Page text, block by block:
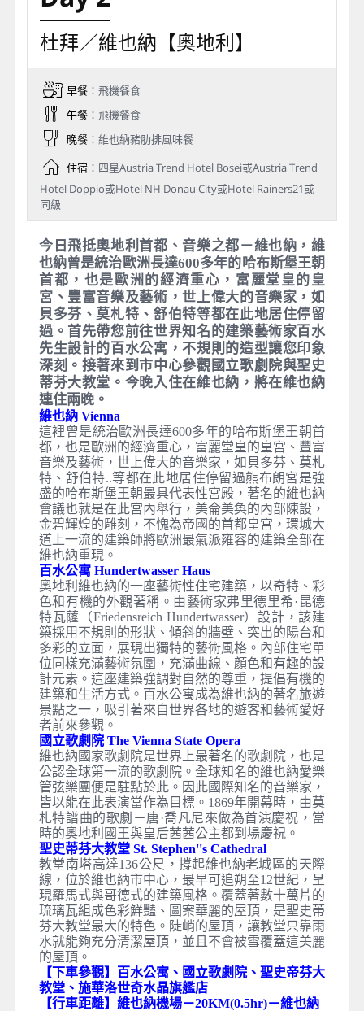
杜拜／維也納【奧地利】
早餐：飛機餐食
午餐：飛機餐食
晚餐：維也納豬肋排風味餐
住宿：四星Austria Trend Hotel Bosei或Austria Trend
Hotel Doppio或Hotel NH Donau City或Hotel Rainers21或
同級
今日飛抵奧地利首都、音樂之都－維也納，維
也納曾是統治歐洲長達600多年的哈布斯堡王朝
首都，也是歐洲的經濟重心，富麗堂皇的皇
宮、豐富音樂及藝術，世上偉大的音樂家，如
貝多芬、莫札特、舒伯特等都在此地居住停留
過。首先帶您前往世界知名的建築藝術家百水
先生設計的百水公寓，不規則的造型讓您印象
深刻。接著來到市中心參觀國立歌劇院與聖史
蒂芬大教堂。今晚入住在維也納，將在維也納
連住兩晚。
維也納 Vienna
這裡曾是統治歐洲長達600多年的哈布斯堡王朝首
都，也是歐洲的經濟重心，富麗堂皇的皇宮、豐富
音樂及藝術，世上偉大的音樂家，如貝多芬、莫札
特、舒伯特..等都在此地居住停留過熊布朗宮是強
盛的哈布斯堡王朝最具代表性宮殿，著名的維也納
會議也就是在此宮內舉行，美侖美奐的內部陳設，
金碧輝煌的雕刻，不愧為帝國的首都皇宮，環城大
道上一流的建築師將歐洲最氣派雍容的建築全部在
維也納重現。
百水公寓 Hundertwasser Haus
奧地利維也納的一座藝術性住宅建築，以奇特、彩
色和有機的外觀著稱。由藝術家弗里德里希·昆德
特瓦薩（Friedensreich Hundertwasser）設計，該建
築採用不規則的形狀、傾斜的牆壁、突出的陽台和
多彩的立面，展現出獨特的藝術風格。內部住宅單
位同樣充滿藝術氛圍，充滿曲線、顏色和有趣的設
計元素。這座建築強調對自然的尊重，提倡有機的
建築和生活方式。百水公寓成為維也納的著名旅遊
景點之一，吸引著來自世界各地的遊客和藝術愛好
者前來參觀。
國立歌劇院 The Vienna State Opera
維也納國家歌劇院是世界上最著名的歌劇院，也是
公認全球第一流的歌劇院。全球知名的維也納愛樂
管弦樂團便是駐點於此。因此國際知名的音樂家，
皆以能在此表演當作為目標。1869年開幕時，由莫
札特譜曲的歌劇－唐·喬凡尼來做為首演慶祝，當
時的奧地利國王與皇后茜茜公主都到場慶祝。
聖史蒂芬大教堂 St. Stephen''s Cathedral
教堂南塔高達136公尺，撐起維也納老城區的天際
線，位於維也納市中心，最早可追朔至12世紀，呈
現羅馬式與哥德式的建築風格。覆蓋著數十萬片的
琉璃瓦組成色彩鮮豔、圖案華麗的屋頂，是聖史蒂
芬大教堂最大的特色。陡峭的屋頂，讓教堂只靠雨
水就能夠充分清潔屋頂，並且不會被雪覆蓋這美麗
的屋頂。
【下車參觀】百水公寓、國立歌劇院、聖史帝芬大
教堂、施華洛世奇水晶旗艦店
【行車距離】維也納機場－20KM(0.5hr)－維也納